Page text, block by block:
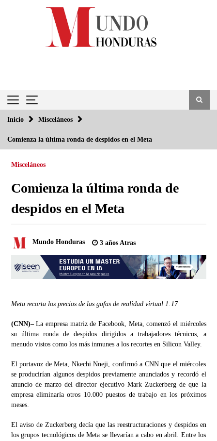
Inicio Misceláneos
Comienza la última ronda de despidos en el Meta
Misceláneos
Comienza la última ronda de
despidos en el Meta
Mundo Honduras 3 años Atras
Meta recorta los precios de las gafas de realidad virtual 1:17
(CNN)–La empresa matriz de Facebook, Meta, comenzó el miércoles
su última ronda de despidos dirigidos a trabajadores técnicos, a
menudo vistos como los más inmunes a los recortes en Silicon Valley.
El portavoz de Meta, Nkechi Nneji, confirmó a CNN que el miércoles
se producirían algunos despidos previamente anunciados y recordó el
anuncio de marzo del director ejecutivo Mark Zuckerberg de que la
empresa eliminaría otros 10.000 puestos de trabajo en los próximos
meses.
El aviso de Zuckerberg decía que las reestructuraciones y despidos en
los grupos tecnológicos de Meta se llevarían a cabo en abril. Entre los